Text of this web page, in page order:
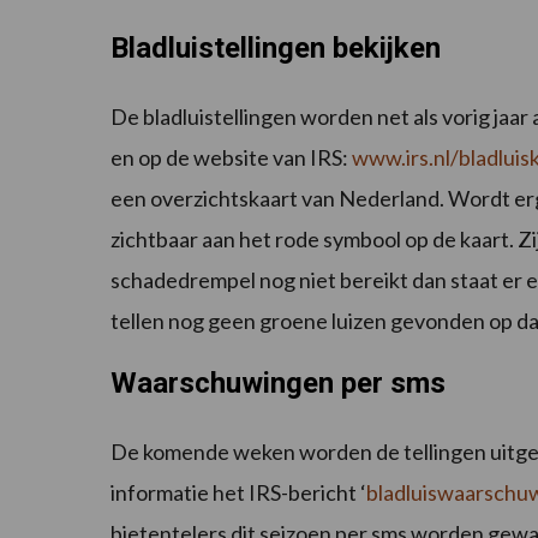
Bladluistellingen bekijken
De bladluistellingen worden net als vorig
en op de website van IRS:www.irs.nl/
een overzichtskaart van Nederland. Wordt
zichtbaar aan het rode symbool op de kaart.
schadedrempel nog niet bereikt dan staat er
tellen nog geen groene luizen gevonden op
Waarschuwingen per sms
De komende weken worden de tellingen
informatie het IRS-bericht ‘